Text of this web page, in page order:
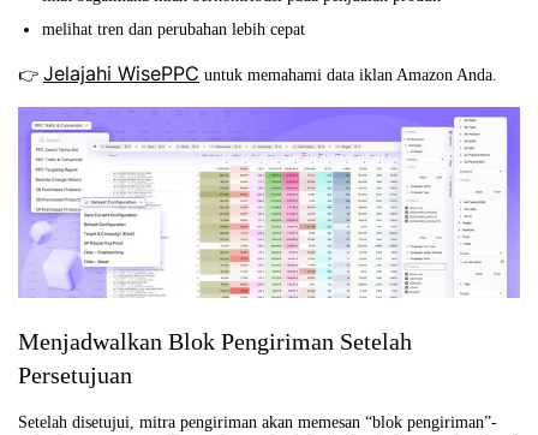
melihat tren dan perubahan lebih cepat
👉 Jelajahi WisePPC untuk memahami data iklan Amazon Anda.
Menjadwalkan Blok Pengiriman Setelah
Persetujuan
Setelah disetujui, mitra pengiriman akan memesan “blok pengiriman”-